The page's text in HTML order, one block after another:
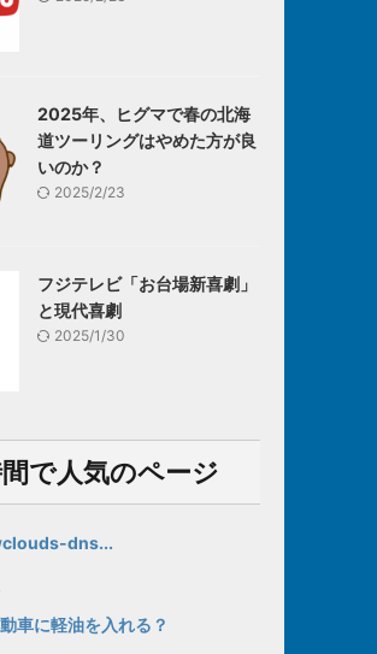
2025年、ヒグマで春の北海
道ツーリングはやめた方が良
いのか？
2025/2/23
フジテレビ「お台場新喜劇」
と現代喜劇
2025/1/30
間で人気のページ
dns...
車に軽油を入れる？